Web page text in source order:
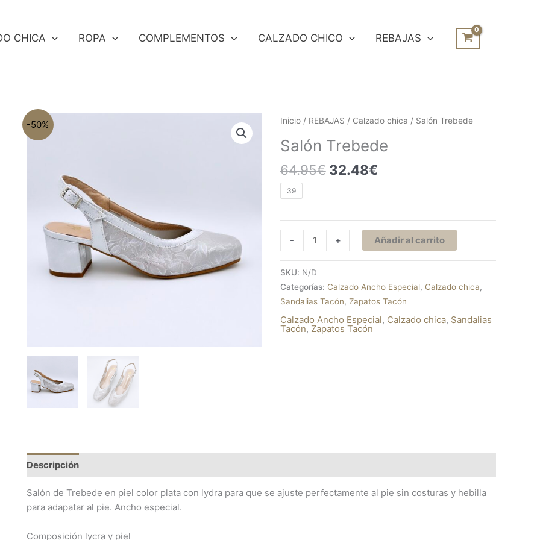
CHICA ROPA COMPLEMENTOS CALZADO CHICO REBAJAS
-50% Inicio/ REBAJAS / Calzado chica / Salón Trebede
Salón Trebede
64.95€
El
original
era:
64.95€.
32.48€
El
actual
es:
32.48€.
39
-
Salón
cantidad
+ Añadir al carrito
SKU: N/D
Categorías: Calzado Ancho Especial, Calzado chica,
Sandalias Tacón, Zapatos Tacón
Calzado Ancho Especial, Calzado chica, Sandalias
Tacón, Zapatos Tacón
Descripción
Salón de Trebede en piel color plata con lydra para que se ajuste perfectamente al pie sin costuras y hebilla
para adapatar al pie. Ancho especial.
Composición lycra y piel